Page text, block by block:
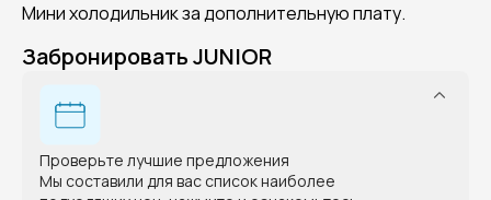
Мини холодильник за дополнительную плату.
Забронировать JUNIOR
Проверьте лучшие предложения
Мы составили для вас список наиболее